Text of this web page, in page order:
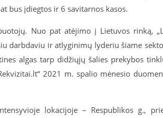
bus įdiegtos ir 6 savitarnos kasos.
Nuo pat atėjimo į Lietuvos rinką,
darbdaviu ir atlyginimų lyderiu šiame
algas tarp didžiųjų šalies prekybos
2021 m. spalio mėnesio
lokacijoje – Respublikos g.,